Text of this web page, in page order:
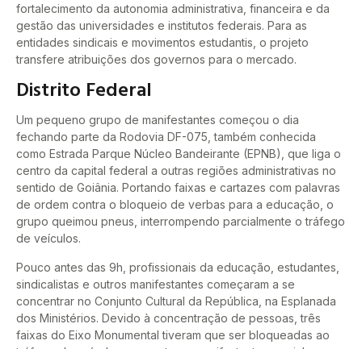
fortalecimento da autonomia administrativa, financeira e da
gestão das universidades e institutos federais. Para as
entidades sindicais e movimentos estudantis, o projeto
transfere atribuições dos governos para o mercado.
Distrito Federal
Um pequeno grupo de manifestantes começou o dia
fechando parte da Rodovia DF-075, também conhecida
como Estrada Parque Núcleo Bandeirante (EPNB), que liga o
centro da capital federal a outras regiões administrativas no
sentido de Goiânia. Portando faixas e cartazes com palavras
de ordem contra o bloqueio de verbas para a educação, o
grupo queimou pneus, interrompendo parcialmente o tráfego
de veículos.
Pouco antes das 9h, profissionais da educação, estudantes,
sindicalistas e outros manifestantes começaram a se
concentrar no Conjunto Cultural da República, na Esplanada
dos Ministérios. Devido à concentração de pessoas, três
faixas do Eixo Monumental tiveram que ser bloqueadas ao